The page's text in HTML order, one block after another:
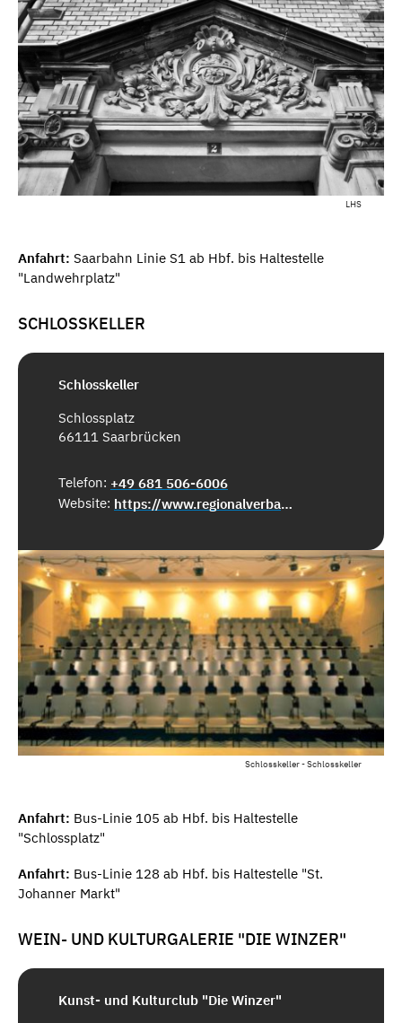
LHS
Anfahrt: Saarbahn Linie S1 ab Hbf. bis Haltestelle
"Landwehrplatz"
SCHLOSSKELLER
Schlosskeller
Schlossplatz
66111 Saarbrücken
Telefon: +49 681 506-6006
Website:
https://www.regionalverband-saarbruecken.de
Schlosskeller - Schlosskeller
Anfahrt: Bus-Linie 105 ab Hbf. bis Haltestelle
"Schlossplatz"
Anfahrt: Bus-Linie 128 ab Hbf. bis Haltestelle "St.
Johanner Markt"
WEIN- UND KULTURGALERIE "DIE WINZER"
Kunst- und Kulturclub "Die Winzer"